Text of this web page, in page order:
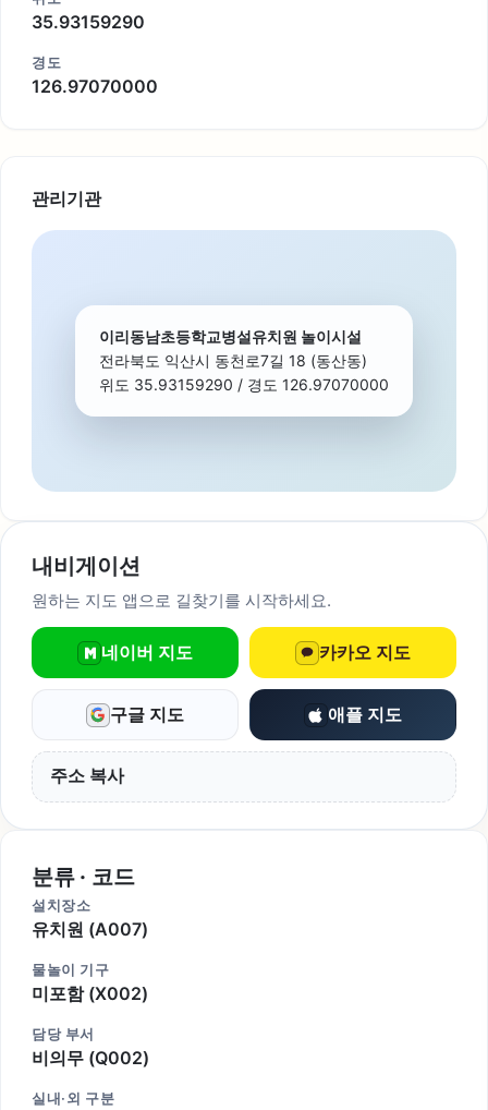
35.93159290
경도
126.97070000
관리기관
이리동남초등학교병설유치원 놀이시설
전라북도 익산시 동천로7길 18 (동산동)
위도 35.93159290 / 경도 126.97070000
내비게이션
원하는 지도 앱으로 길찾기를 시작하세요.
네이버 지도 카카오 지도
구글 지도 애플 지도
주소 복사
분류 · 코드
설치장소
유치원 (A007)
물놀이 기구
미포함 (X002)
담당 부서
비의무 (Q002)
실내·외 구분